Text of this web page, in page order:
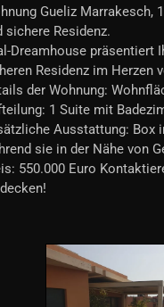
Gueliz Marrakesch,
sichere Residenz.
Dreamhouse präsentiert
Residenz im Herzen
der Wohnung:
1 Suite mit
Ausstattung: Box
sie in der Nähe von
550.000 Euro